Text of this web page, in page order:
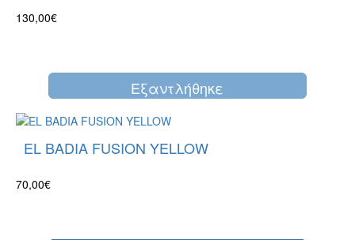
130,00€
Eξαντλήθηκε
EL BADIA FUSION YELLOW
70,00€